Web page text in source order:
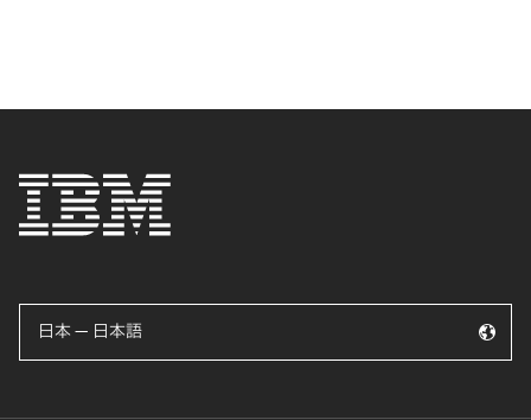
日本 — 日本語